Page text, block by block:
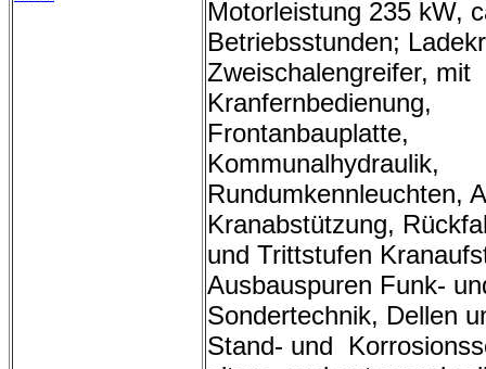
Motorleistung 235 kW,
Betriebsstunden;
Zweischalengreifer, mit
Kranfernbedienung,
Frontanbauplatte,
Kommunalhydraulik,
Rundumkennleuchten,
Kranabstützung,
und Trittstufen
Ausbauspuren Funk-
Sondertechnik, Dellen
Stand- und